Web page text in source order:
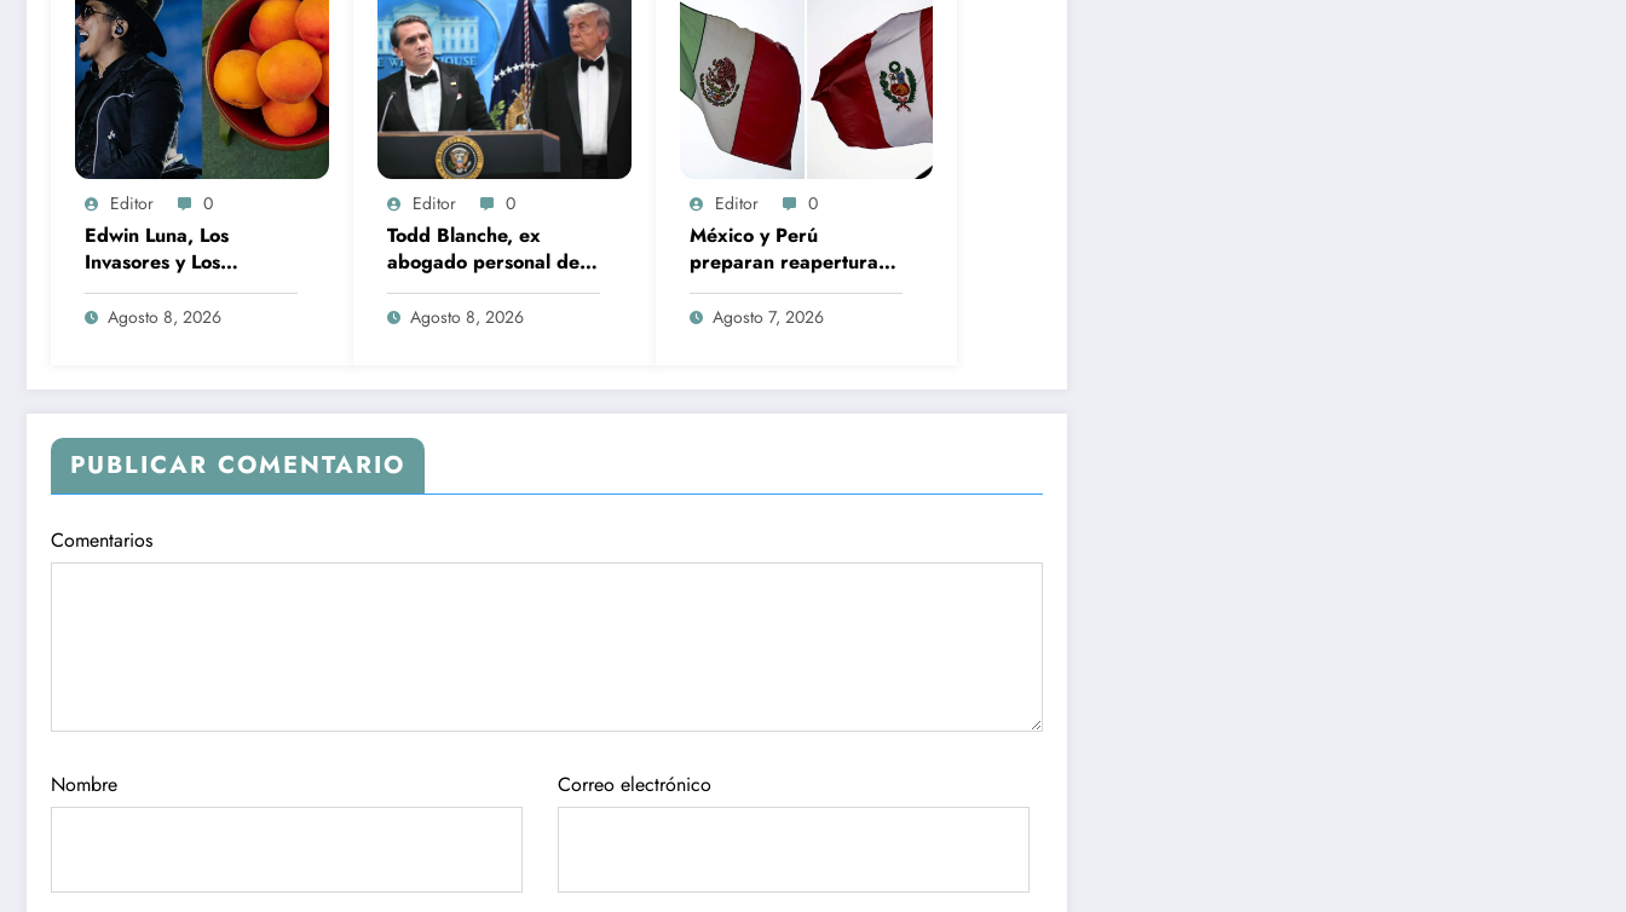
Editor 0
Edwin Luna, Los
Invasores y Los
Caminantes encabezan
la Feria del Durazno en
Agosto 8, 2026
Editor 0
Todd Blanche, ex
abogado personal de
Trump, es confirmado
como fiscal general de
Agosto 8, 2026
Editor 0
México y Perú
preparan reapertura
de embajadas tras
restablecer relaciones
Agosto 7, 2026
PUBLICAR COMENTARIO
Comentarios
Nombre Correo electrónico